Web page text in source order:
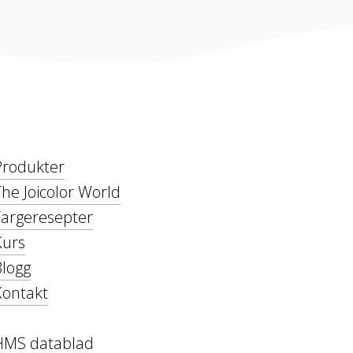
Joicolor World
datablad